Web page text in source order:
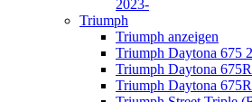
2023-
Triumph
Triumph anzeigen
Triumph Daytona 675
Triumph Daytona
Triumph Daytona